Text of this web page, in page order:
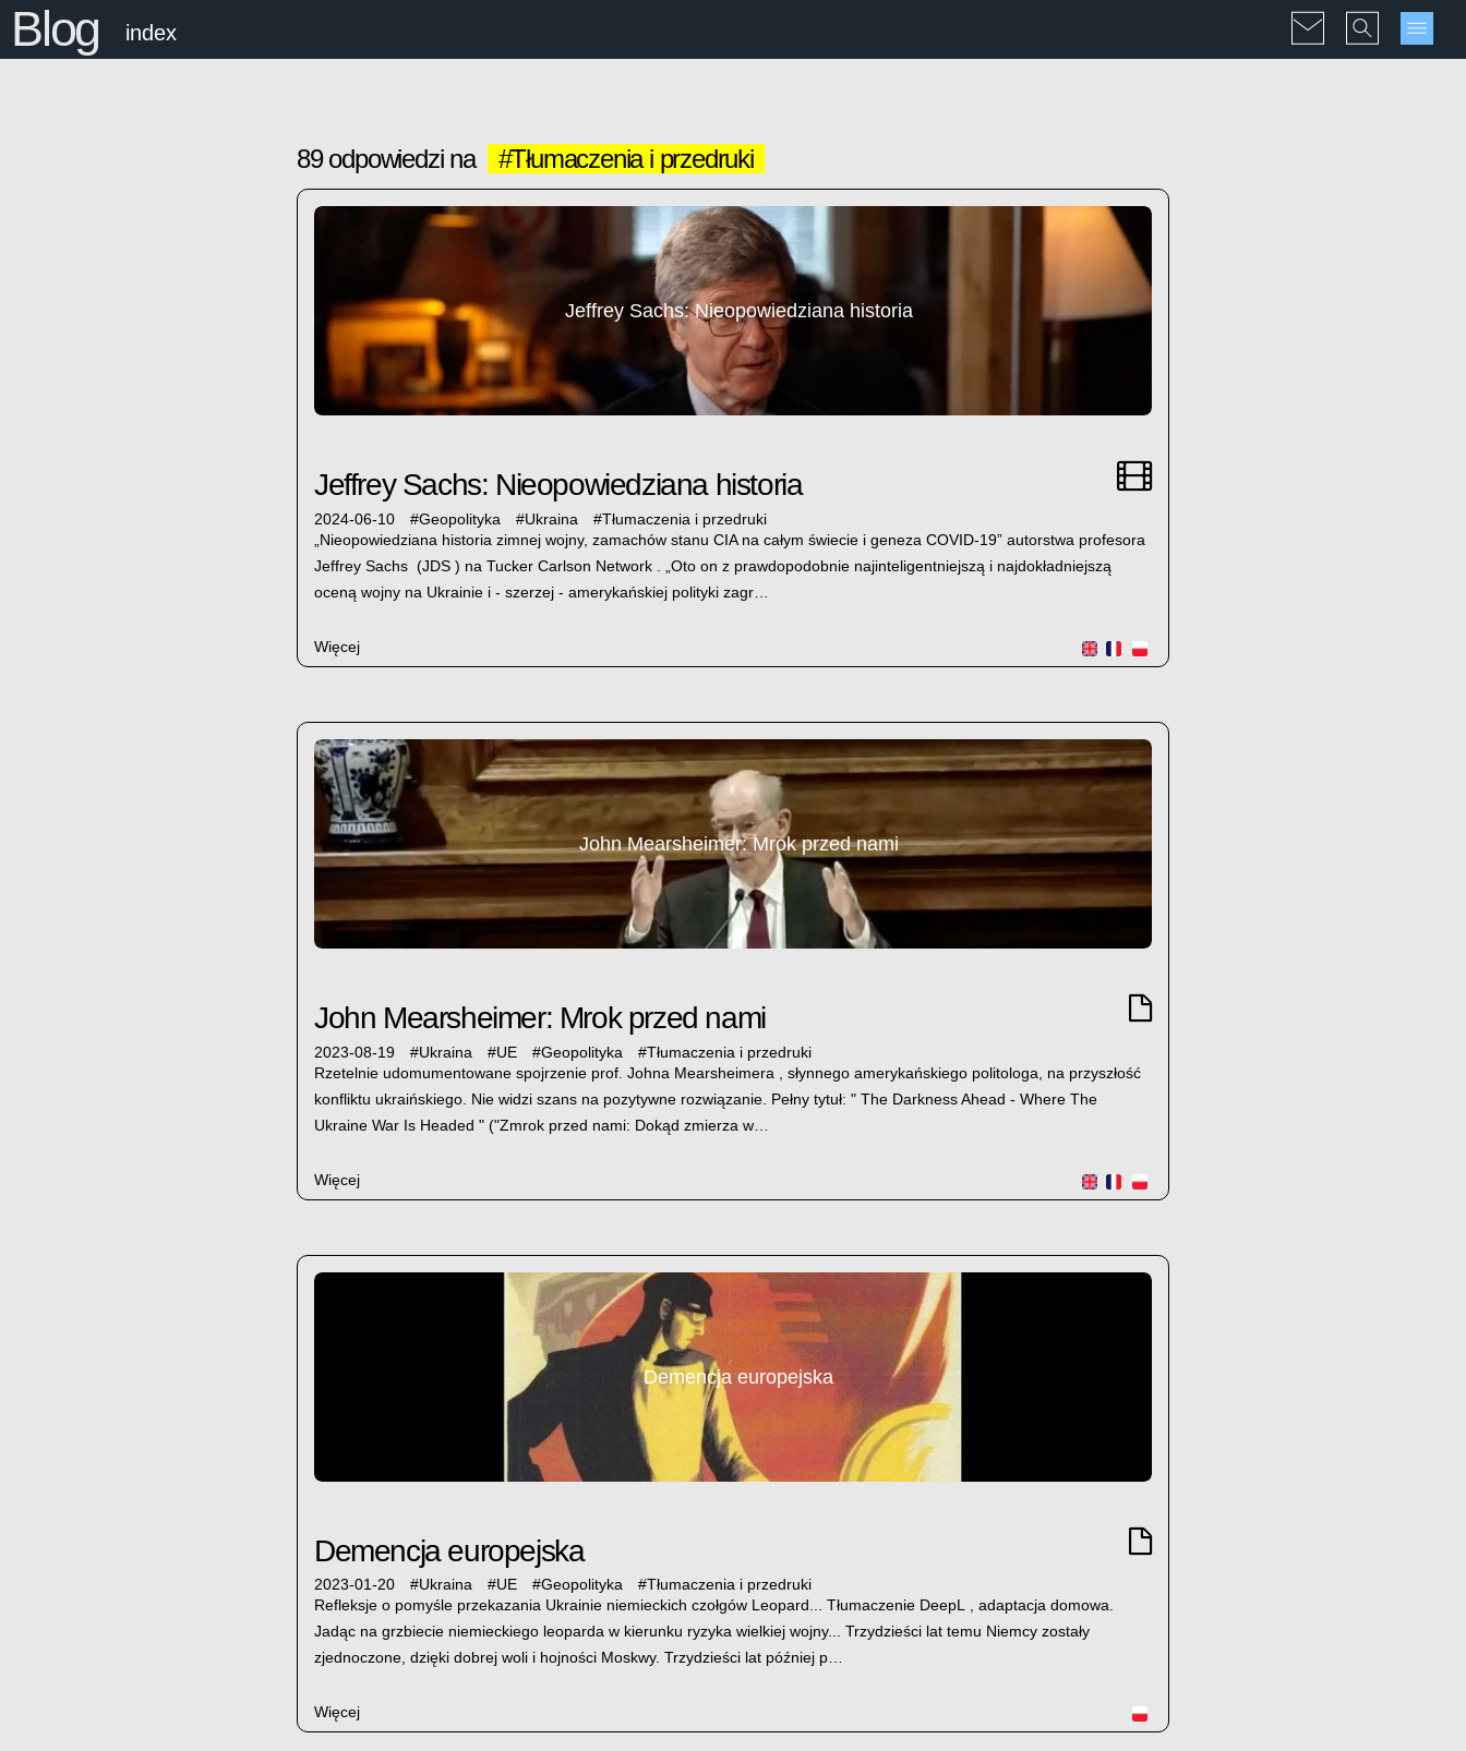
Blog index
89 odpowiedzi na #Tłumaczenia i przedruki
Jeffrey Sachs: Nieopowiedziana historia
Jeffrey Sachs: Nieopowiedziana historia
2024-06-10 #Geopolityka #Ukraina #Tłumaczenia i przedruki
„Nieopowiedziana historia zimnej wojny, zamachów stanu CIA na całym świecie i geneza COVID-19” autorstwa profesora
Jeffrey Sachs (JDS ) na Tucker Carlson Network . „Oto on z prawdopodobnie najinteligentniejszą i najdokładniejszą
oceną wojny na Ukrainie i - szerzej - amerykańskiej polityki zagr…
Więcej
John Mearsheimer: Mrok przed nami
John Mearsheimer: Mrok przed nami
2023-08-19 #Ukraina #UE #Geopolityka #Tłumaczenia i przedruki
Rzetelnie udomumentowane spojrzenie prof. Johna Mearsheimera , słynnego amerykańskiego politologa, na przyszłość
konfliktu ukraińskiego. Nie widzi szans na pozytywne rozwiązanie. Pełny tytuł: " The Darkness Ahead - Where The
Ukraine War Is Headed " ("Zmrok przed nami: Dokąd zmierza w…
Więcej
Demencja europejska
Demencja europejska
2023-01-20 #Ukraina #UE #Geopolityka #Tłumaczenia i przedruki
Refleksje o pomyśle przekazania Ukrainie niemieckich czołgów Leopard... Tłumaczenie DeepL , adaptacja domowa.
Jadąc na grzbiecie niemieckiego leoparda w kierunku ryzyka wielkiej wojny... Trzydzieści lat temu Niemcy zostały
zjednoczone, dzięki dobrej woli i hojności Moskwy. Trzydzieści lat później p…
Więcej